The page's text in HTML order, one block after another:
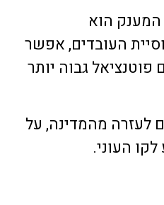
המענק הוא
העובדים, אפשר
גבוה יותר
לעזרה מהמדינה, על
העוני.